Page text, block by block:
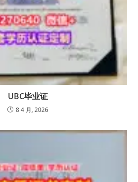
UBC毕业证
8 4 月, 2026